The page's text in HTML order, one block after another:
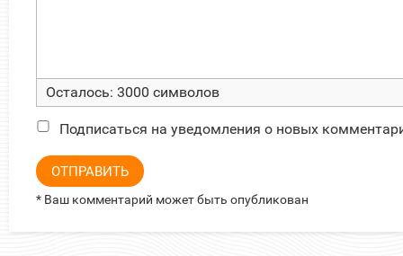
Осталось: 3000 символов
Подписаться на уведомления о новых
ОТПРАВИТЬ
* Ваш комментарий может быть опубликован